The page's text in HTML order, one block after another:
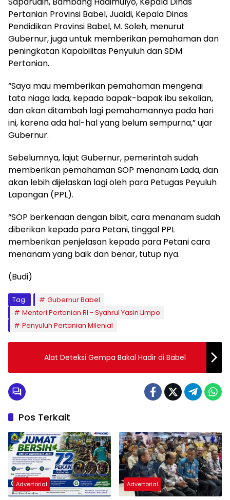
Pertanian Provinsi Babel, Juaidi, Kepala Dinas
Pendidikan Provinsi Babel, M. Soleh, menurut
Gubernur, juga untuk memberikan pemahaman dan
peningkatan Kapabilitas Penyuluh dan SDM
Pertanian.
“Saya mau memberikan pemahaman mengenai
tata niaga lada, kepada bapak-bapak ibu sekalian,
dan akan ditambah lagi pemahamannya pada hari
ini, karena ada hal-hal yang belum sempurna,” ujar
Gubernur.
Sebelumnya, lajut Gubernur, pemerintah sudah
memberikan pemahaman SOP menanam Lada, dan
akan lebih dijelaskan lagi oleh para Petugas Peyuluh
Lapangan (PPL).
“SOP berkenaan dengan bibit, cara menanam sudah
diberikan kepada para Petani, tinggal PPL
memberikan penjelasan kepada para Petani cara
menanam yang baik dan benar, tutup nya.
(Budi)
Tag:
Gubernur Babel
Menteri Pertanian RI - Syahrul Yasin Limpo
Penyuluh Pertanian Milenial
Alat Deteksi Gempa Bakal Hadir di Babel
Pos Terkait
Advertorial Advertorial